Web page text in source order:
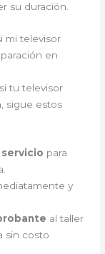
su duración.
mi televisor
en
tu televisor
sigue estos
para
y
al taller
sin costo